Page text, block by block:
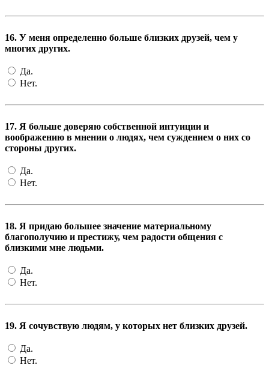
16. У меня определенно больше близких друзей, чем у
многих других.
Да.
Нет.
17. Я больше доверяю собственной интуиции и
воображению в мнении о людях, чем суждением о них со
стороны других.
Да.
Нет.
18. Я придаю большее значение материальному
благополучию и престижу, чем радости общения с
близкими мне людьми.
Да.
Нет.
19. Я сочувствую людям, у которых нет близких друзей.
Да.
Нет.